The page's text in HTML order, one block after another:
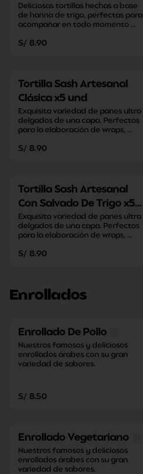
Deliciosas tortillas hechas a base
de harina de trigo, perfectas para
acompañar en todo momento
versatilidad y practicidad.
S/ 8.90
Tortilla Sash Artesanal
Clásica x5 und
Exquisita variedad de panes ultra
delgados de una capa. Perfectos
para la elaboración de wraps,
S/ 8.90
Tortilla Sash Artesanal
Con Salvado De Trigo x5
und
Exquisita variedad de panes ultra
delgados de una capa. Perfectos
para la elaboración de wraps,
S/ 8.90
Enrollados
Enrollado De Pollo
Nuestros famosos y deliciosos
enrollados árabes con su gran
variedad de sabores.
S/ 8.50
Enrollado Vegetariano
Nuestros famosos y deliciosos
enrollados árabes con su gran
variedad de sabores.